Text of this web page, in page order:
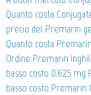
Quanto costa
precio del Premarin
Quanto costa
Ordine Premarin
basso costo 0.625 mg
basso costo Premarin